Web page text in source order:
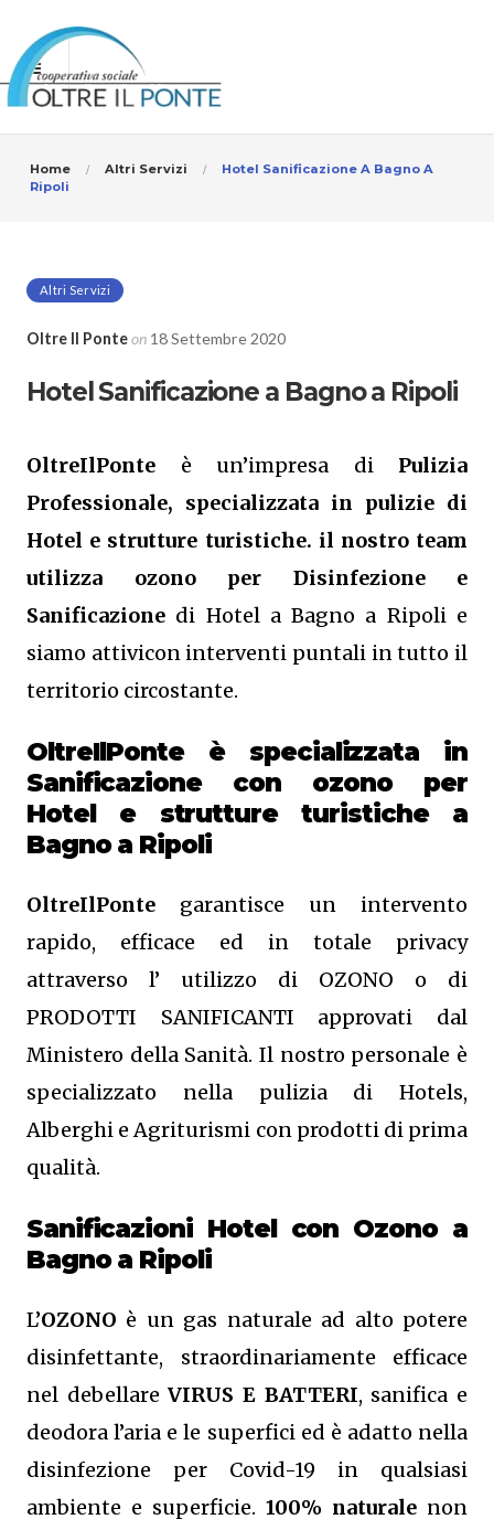
Home Altri Servizi
Hotel Sanificazione A Bagno A
Ripoli
Altri Servizi
Oltre Il Ponteon 18 Settembre 2020
Hotel Sanificazione a Bagno a Ripoli
OltreIlPonte è un’impresa di Pulizia
Professionale, specializzata in pulizie di
Hotel e strutture turistiche. il nostro team
utilizza ozono per Disinfezione e
Sanificazione di Hotel a Bagno a Ripoli e
siamo attivicon interventi puntali in tutto il
territorio circostante.
OltreIlPonte è specializzata in
Sanificazione con ozono per
Hotel e strutture turistiche a
Bagno a Ripoli
OltreIlPonte garantisce un intervento
rapido, efficace ed in totale privacy
attraverso l’ utilizzo di OZONO o di
PRODOTTI SANIFICANTI approvati dal
Ministero della Sanità. Il nostro personale è
specializzato nella pulizia di Hotels,
Alberghi e Agriturismi con prodotti di prima
qualità.
Sanificazioni Hotel con Ozono a
Bagno a Ripoli
L’OZONO è un gas naturale ad alto potere
disinfettante, straordinariamente efficace
nel debellareVIRUS E BATTERI, sanifica e
deodora l’aria e le superfici ed è adatto nella
disinfezione per Covid-19 in qualsiasi
ambiente e superficie. 100% naturale non